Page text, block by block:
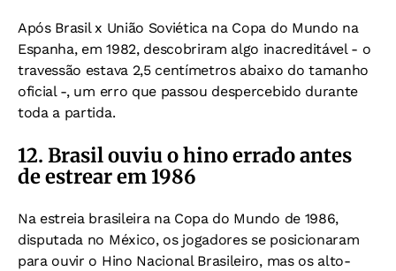
Após Brasil x União Soviética na Copa do Mundo na
Espanha, em 1982, descobriram algo inacreditável - o
travessão estava 2,5 centímetros abaixo do tamanho
oficial -, um erro que passou despercebido durante
toda a partida.
12. Brasil ouviu o hino errado antes
de estrear em 1986
Na estreia brasileira na Copa do Mundo de 1986,
disputada no México, os jogadores se posicionaram
para ouvir o Hino Nacional Brasileiro, mas os alto-